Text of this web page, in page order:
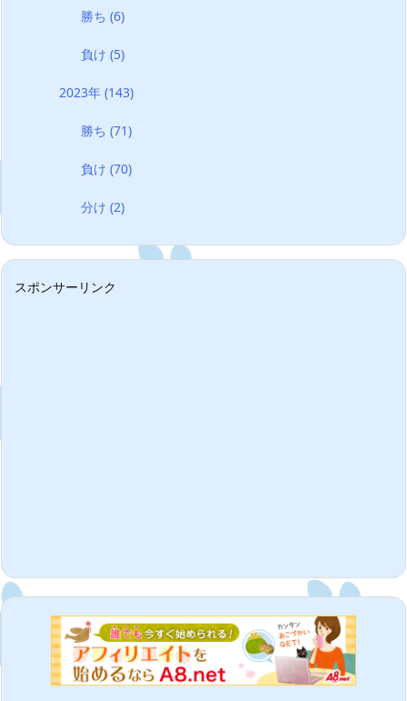
勝ち(6)
負け(5)
2023年 (143)
勝ち(71)
負け(70)
分け(2)
スポンサーリンク